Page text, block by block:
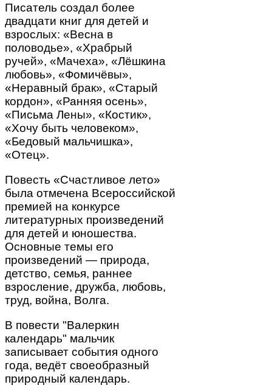
Писатель создал более
двадцати книг для детей и
взрослых: «Весна в
половодье», «Храбрый
ручей», «Мачеха», «Лёшкина
любовь», «Фомичёвы»,
«Неравный брак», «Старый
кордон», «Ранняя осень»,
«Письма Лены», «Костик»,
«Хочу быть человеком»,
«Бедовый мальчишка»,
«Отец».
Повесть «Счастливое лето»
была отмечена Всероссийской
премией на конкурсе
литературных произведений
для детей и юношества.
Основные темы его
произведений — природа,
детство, семья, раннее
взросление, дружба, любовь,
труд, война, Волга.
В повести "Валеркин
календарь" мальчик
записывает события одного
года, ведёт своеобразный
природный календарь.